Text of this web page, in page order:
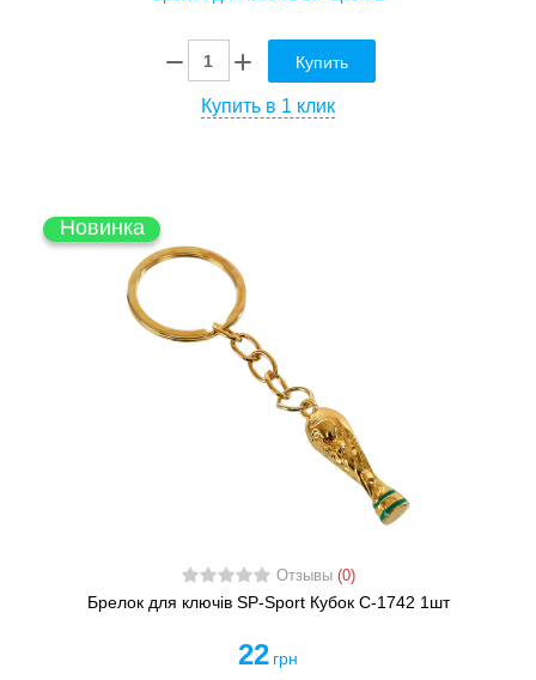
Купить
Купить в 1 клик
Новинка
Отзывы (0)
Брелок для ключів SP-Sport Кубок C-1742 1шт
22 грн